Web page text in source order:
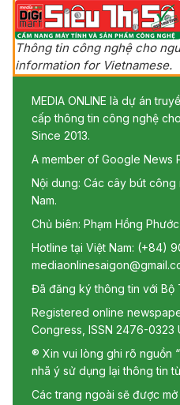
Thông tin công nghệ cho
information for Vietnamese.
MEDIA ONLINE là dự án
cấp thông tin công nghệ
Since 2013.
A member of Google News
Nội dung: Các cây bút công
Nam.
Chủ biên: Phạm Hồng
Hotline tại Việt Nam: (+84)
Đã đăng ký thông tin với Bộ
Registered online
Congress, ISSN 2476-0323
® Xin vui lòng ghi rõ nguồn
nhã ý sử dụng lại thông tin
Các trang ngoài sẽ được